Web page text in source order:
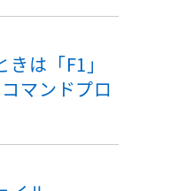
は「F1」
マンドプロ